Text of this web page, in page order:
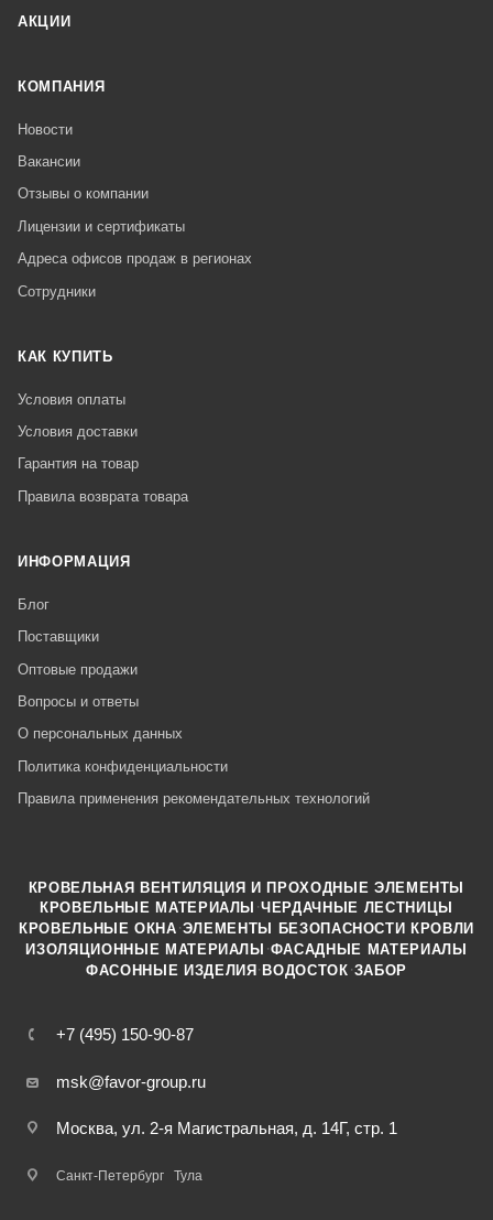
АКЦИИ
КОМПАНИЯ
Новости
Вакансии
Отзывы о компании
Лицензии и сертификаты
Адреса офисов продаж в регионах
Сотрудники
КАК КУПИТЬ
Условия оплаты
Условия доставки
Гарантия на товар
Правила возврата товара
ИНФОРМАЦИЯ
Блог
Поставщики
Оптовые продажи
Вопросы и ответы
О персональных данных
Политика конфиденциальности
Правила применения рекомендательных технологий
+7 (495) 150-90-87
msk@favor-group.ru
Москва, ул. 2-я Магистральная, д. 14Г, стр. 1
Санкт-Петербург Тула
КРОВЕЛЬНАЯ ВЕНТИЛЯЦИЯ И ПРОХОДНЫЕ ЭЛЕМЕНТЫ
КРОВЕЛЬНЫЕ МАТЕРИАЛЫ ·ЧЕРДАЧНЫЕ ЛЕСТНИЦЫ
КРОВЕЛЬНЫЕ ОКНА ·ЭЛЕМЕНТЫ БЕЗОПАСНОСТИ КРОВЛИ
ИЗОЛЯЦИОННЫЕ МАТЕРИАЛЫ ·ФАСАДНЫЕ МАТЕРИАЛЫ
ФАСОННЫЕ ИЗДЕЛИЯ ·ВОДОСТОК ·ЗАБОР